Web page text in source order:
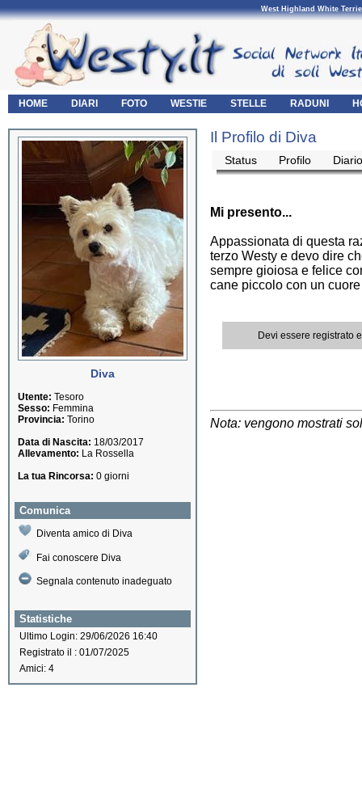
West Highland White
HOME DIARI FOTO WESTIE STELLE RADUNI
Diva
Utente: Tesoro
Sesso: Femmina
Provincia: Torino
Data di Nascita: 18/03/2017
Allevamento: La Rossella
La tua Rincorsa: 0 giorni
Comunica
Diventa amico di Diva
Fai conoscere Diva
Segnala contenuto inadeguato
Statistiche
Ultimo Login: 29/06/2026 16:40
Registrato il : 01/07/2025
Amici: 4
Il Profilo di Diva
Status Profilo Diario
Mi presento...
Appassionata di questa
terzo Westy e devo dire
sempre gioiosa e felice
cane piccolo con un
Devi essere registrato
Nota: vengono mostrati